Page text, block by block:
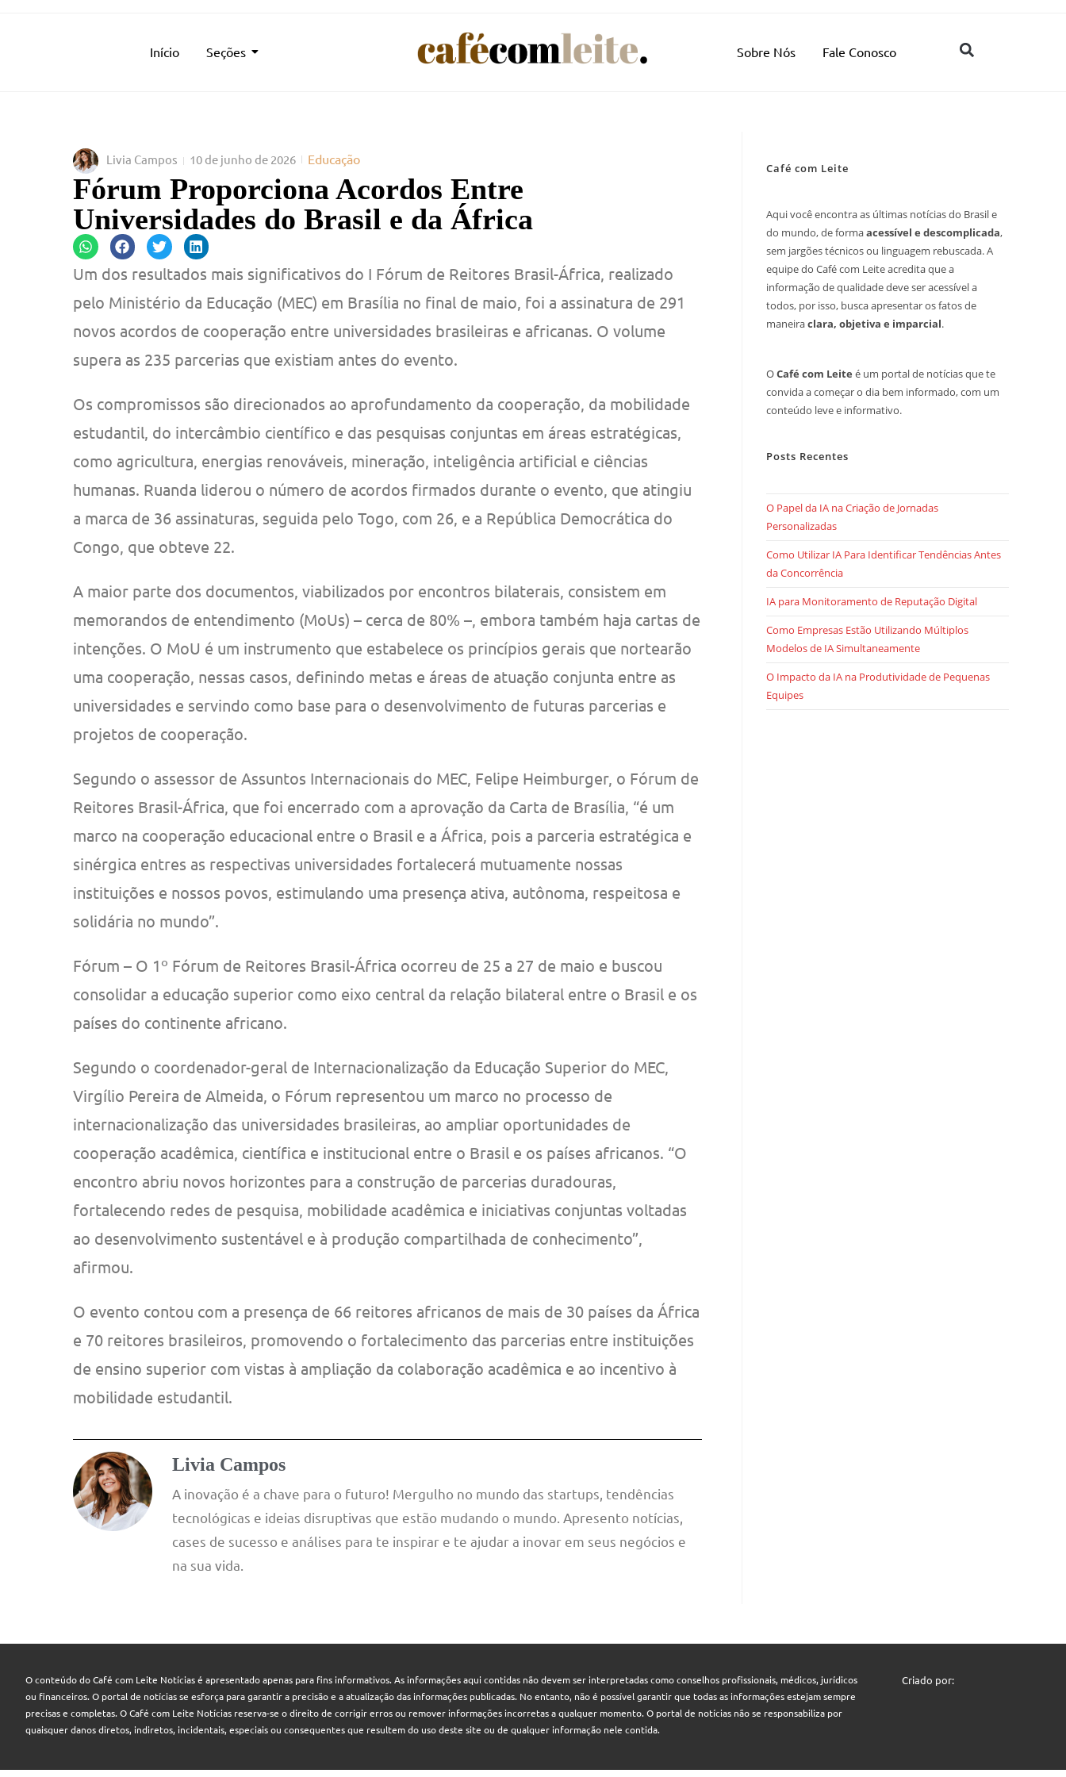
Início Seções Sobre Nós Fale Conosco
Livia Campos 10 de junho de 2026 Educação
Fórum Proporciona Acordos Entre
Universidades do Brasil e da África
Um dos resultados mais significativos do I Fórum de Reitores Brasil-África, realizado
pelo Ministério da Educação (MEC) em Brasília no final de maio, foi a assinatura de 291
novos acordos de cooperação entre universidades brasileiras e africanas. O volume
supera as 235 parcerias que existiam antes do evento.
Os compromissos são direcionados ao aprofundamento da cooperação, da mobilidade
estudantil, do intercâmbio científico e das pesquisas conjuntas em áreas estratégicas,
como agricultura, energias renováveis, mineração, inteligência artificial e ciências
humanas. Ruanda liderou o número de acordos firmados durante o evento, que atingiu
a marca de 36 assinaturas, seguida pelo Togo, com 26, e a República Democrática do
Congo, que obteve 22.
A maior parte dos documentos, viabilizados por encontros bilaterais, consistem em
memorandos de entendimento (MoUs) – cerca de 80% –, embora também haja cartas de
intenções. O MoU é um instrumento que estabelece os princípios gerais que nortearão
uma cooperação, nessas casos, definindo metas e áreas de atuação conjunta entre as
universidades e servindo como base para o desenvolvimento de futuras parcerias e
projetos de cooperação.
Segundo o assessor de Assuntos Internacionais do MEC, Felipe Heimburger, o Fórum de
Reitores Brasil-África, que foi encerrado com a aprovação da Carta de Brasília, “é um
marco na cooperação educacional entre o Brasil e a África, pois a parceria estratégica e
sinérgica entres as respectivas universidades fortalecerá mutuamente nossas
instituições e nossos povos, estimulando uma presença ativa, autônoma, respeitosa e
solidária no mundo”.
Fórum – O 1º Fórum de Reitores Brasil-África ocorreu de 25 a 27 de maio e buscou
consolidar a educação superior como eixo central da relação bilateral entre o Brasil e os
países do continente africano.
Segundo o coordenador-geral de Internacionalização da Educação Superior do MEC,
Virgílio Pereira de Almeida, o Fórum representou um marco no processo de
internacionalização das universidades brasileiras, ao ampliar oportunidades de
cooperação acadêmica, científica e institucional entre o Brasil e os países africanos. “O
encontro abriu novos horizontes para a construção de parcerias duradouras,
fortalecendo redes de pesquisa, mobilidade acadêmica e iniciativas conjuntas voltadas
ao desenvolvimento sustentável e à produção compartilhada de conhecimento”,
afirmou.
O evento contou com a presença de 66 reitores africanos de mais de 30 países da África
e 70 reitores brasileiros, promovendo o fortalecimento das parcerias entre instituições
de ensino superior com vistas à ampliação da colaboração acadêmica e ao incentivo à
mobilidade estudantil.
Livia Campos
A inovação é a chave para o futuro! Mergulho no mundo das startups, tendências
tecnológicas e ideias disruptivas que estão mudando o mundo. Apresento notícias,
cases de sucesso e análises para te inspirar e te ajudar a inovar em seus negócios e
na sua vida.
Café com Leite
Aqui você encontra as últimas notícias do Brasil e
do mundo, de formaacessível e descomplicada,
sem jargões técnicos ou linguagem rebuscada. A
equipe do Café com Leite acredita que a
informação de qualidade deve ser acessível a
todos, por isso, busca apresentar os fatos de
maneiraclara, objetiva e imparcial.
OCafé com Leite é um portal de notícias que te
convida a começar o dia bem informado, com um
conteúdo leve e informativo.
Posts Recentes
O Papel da IA na Criação de Jornadas
Personalizadas
Como Utilizar IA Para Identificar Tendências Antes
da Concorrência
IA para Monitoramento de Reputação Digital
Como Empresas Estão Utilizando Múltiplos
Modelos de IA Simultaneamente
O Impacto da IA na Produtividade de Pequenas
Equipes
O conteúdo do Café com Leite Notícias é apresentado apenas para fins informativos. As informações aqui contidas não devem ser interpretadas como conselhos profissionais, médicos, jurídicos
ou financeiros. O portal de notícias se esforça para garantir a precisão e a atualização das informações publicadas. No entanto, não é possível garantir que todas as informações estejam sempre
precisas e completas. O Café com Leite Notícias reserva-se o direito de corrigir erros ou remover informações incorretas a qualquer momento. O portal de notícias não se responsabiliza por
quaisquer danos diretos, indiretos, incidentais, especiais ou consequentes que resultem do uso deste site ou de qualquer informação nele contida.
Criado por: